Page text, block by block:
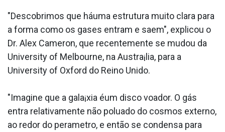
"Descobrimos que háuma estrutura muito clara para
a forma como os gases entram e saem", explicou o
Dr. Alex Cameron, que recentemente se mudou da
University of Melbourne, na Austra¡lia, para a
University of Oxford do Reino Unido.
"Imagine que a gala¡xia éum disco voador. O gás
entra relativamente não polua­do do cosmos externo,
ao redor do pera­metro, e então se condensa para